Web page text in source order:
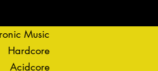
Music
Hardcore
Acidcore